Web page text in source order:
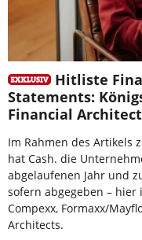
Hitliste
Statements:
Financial
Im Rahmen des Artikels
hat Cash. die
abgelaufenen Jahr und
sofern abgegeben – hier
Compexx, Formaxx/
Architects.